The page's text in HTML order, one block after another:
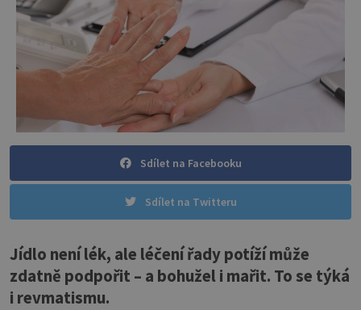
Sdílet na Facebooku
Sdílet na Twitteru
Jídlo není lék, ale léčení řady potíží může
zdatně podpořit – a bohužel i mařit. To se týká
i revmatismu.